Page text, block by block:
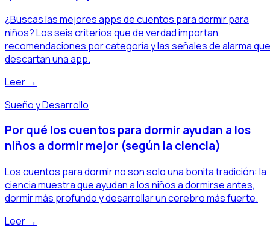
¿Buscas las mejores apps de cuentos para dormir para
niños? Los seis criterios que de verdad importan,
recomendaciones por categoría y las señales de alarma que
descartan una app.
Leer →
Sueño y Desarrollo
Por qué los cuentos para dormir ayudan a los
niños a dormir mejor (según la ciencia)
Los cuentos para dormir no son solo una bonita tradición: la
ciencia muestra que ayudan a los niños a dormirse antes,
dormir más profundo y desarrollar un cerebro más fuerte.
Leer →